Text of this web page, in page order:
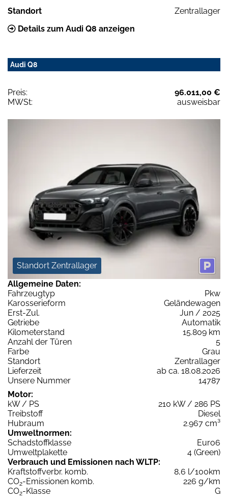
Standort
Zentrallager
Details zum Audi Q8 anzeigen
Audi Q8
Preis:
96.011,00 €
MWSt:
ausweisbar
Standort Zentrallager
Allgemeine Daten:
Fahrzeugtyp
Pkw
Karosserieform
Geländewagen
Erst-Zul.
Jun / 2025
Getriebe
Automatik
Kilometerstand
15.809 km
Anzahl der Türen
5
Farbe
Grau
Standort
Zentrallager
Lieferzeit
ab ca. 18.08.2026
Unsere Nummer
14787
Motor:
kW / PS
210 kW / 286 PS
Treibstoff
Diesel
Hubraum
2.967 cm³
Umweltnormen:
Schadstoffklasse
Euro6
Umweltplakette
4 (Green)
Verbrauch und Emissionen nach WLTP:
Kraftstoffverbr. komb.
8,6 l/100km
CO2-Emissionen komb.
226 g/km
CO2-Klasse
G